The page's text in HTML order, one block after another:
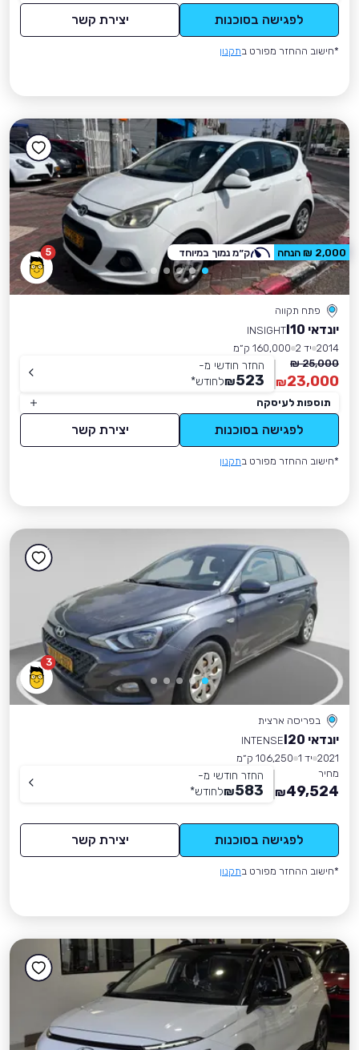
לפגישה בסוכנות יצירת קשר
*חישוב ההחזר מפורט בתקנון
5
פתח תקווה
יונדאי I10
INSIGHT
2014 יד 2
160,000 ק״מ
25,000 ₪
23,000
₪
החזר חודשי מ-
523
₪לחודש*
תוספות לעיסקה
לפגישה בסוכנות יצירת קשר
*חישוב ההחזר מפורט בתקנון
2,000 ₪ הנחה ק״מ נמוך במיוחד
3
בפריסה ארצית
יונדאי I20
INTENSE
2021 יד 1
106,250 ק״מ
מחיר
49,524
₪
החזר חודשי מ-
583
₪לחודש*
לפגישה בסוכנות יצירת קשר
*חישוב ההחזר מפורט בתקנון